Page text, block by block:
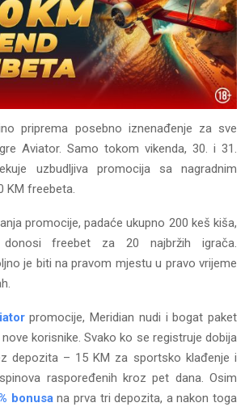
priprema posebno iznenađenje za sve
Aviator. Samo tokom vikenda, 30. i 31.
uzbudljiva promocija sa nagradnim
KM freebeta.
promocije, padaće ukupno 200 keš kiša,
freebet za 20 najbržih igrača.
je biti na pravom mjestu u pravo vrijeme
promocije, Meridian nudi i bogat paket
korisnike. Svako ko se registruje dobija
depozita – 15 KM za sportsko klađenje i
raspoređenih kroz pet dana. Osim
bonusana prva tri depozita, a nakon toga